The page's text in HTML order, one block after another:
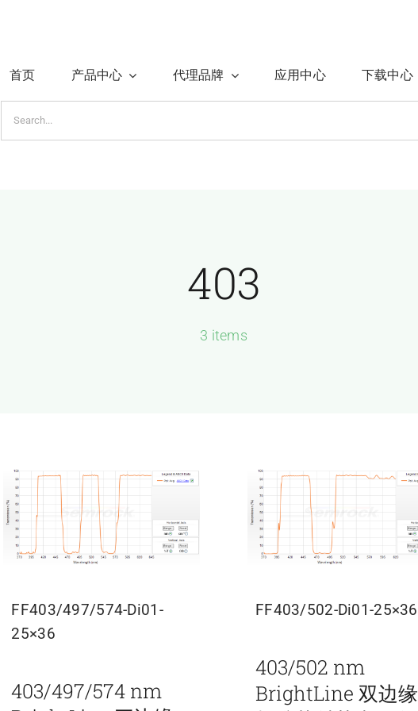
首页 产品中心 代理品牌 应用中心 下载中心
索：
403
3 items
FF403/497/574-Di01-
25×36
403/497/574 nm
FF403/502-Di01-25×36
403/502 nm
BrightLine 双边缘